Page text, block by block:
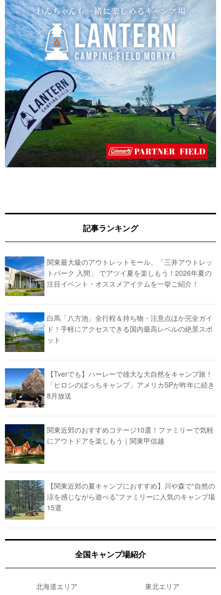
記事ランキング
関東最大級のアウトレットモール、「三井アウトレッ
トパーク 入間」 でアツイ夏を楽しもう！2026年夏の
注目イベント・オススメアイテムを一挙ご紹介！
白馬「八方池」全行程＆持ち物・注意点ほか完全ガイ
ド！手軽にアクセスできる国内最高レベルの絶景スポ
ット
【Tverでも】ハーレーで雄大な大自然をキャンプ旅！
「ヒロシのぼっちキャンプ」アメリカSPが昨年に続き
8月放送
関東近郊のおすすめコテージ10選！ファミリーで気軽
にアウトドアを楽しもう｜関東甲信越
【関東近郊の夏キャンプにおすすめ】川や森で“自然の
涼を感じながら遊べる”ファミリーに人気のキャンプ場
15選
全国キャンプ場紹介
北海道エリア 東北エリア